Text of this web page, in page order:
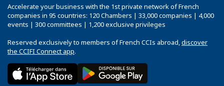
Accelerate your business with the 1st private network of French
companies in 95 countries: 120 Chambers | 33,000 companies | 4,000
events | 300 committees | 1,200 exclusive privileges
Reserved exclusively to members of French CCIs abroad,discover
the CCIFI Connect app.